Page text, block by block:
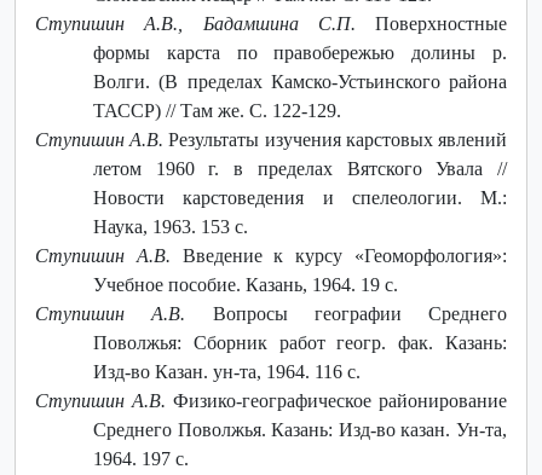
Ступишин А.В., Бадамшина С.П. Поверхностные
формы карста по правобережью долины р.
Волги. (В пределах Камско-Устьинского района
ТАССР) // Там же. С. 122-129.
Ступишин А.В. Результаты изучения карстовых явлений
летом 1960 г. в пределах Вятского Увала //
Новости карстоведения и спелеологии. М.:
Наука, 1963. 153 с.
Ступишин А.В. Введение к курсу «Геоморфология»:
Учебное пособие. Казань, 1964. 19 с.
Ступишин А.В. Вопросы географии Среднего
Поволжья: Сборник работ геогр. фак. Казань:
Изд-во Казан. ун-та, 1964. 116 с.
Ступишин А.В. Физико-географическое районирование
Среднего Поволжья. Казань: Изд-во казан. Ун-та,
1964. 197 с.